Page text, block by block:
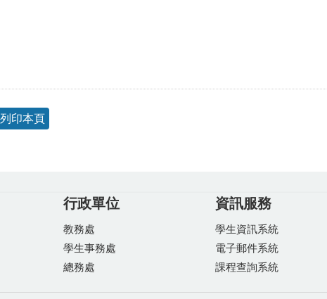
列印本頁
行政單位
教務處
學生事務處
總務處
資訊服務
學生資訊系統
電子郵件系統
課程查詢系統